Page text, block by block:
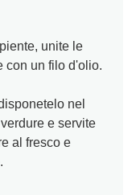
unite le
con un filo d'olio.
nel
e servite
al fresco e